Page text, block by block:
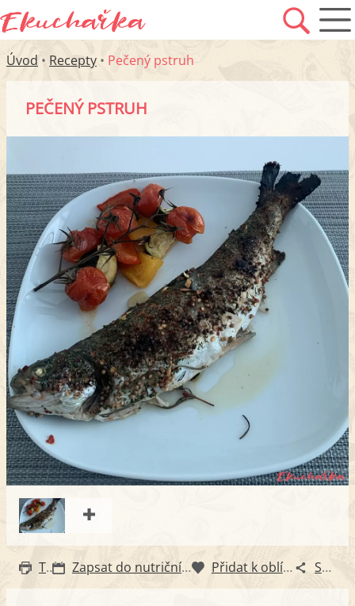
Úvod • Recepty • Pečený pstruh
PEČENÝ PSTRUH
Tisk Zapsat do nutričního diáře Přidat k oblíbeným Sdílet